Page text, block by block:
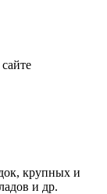
крупных и
и др.